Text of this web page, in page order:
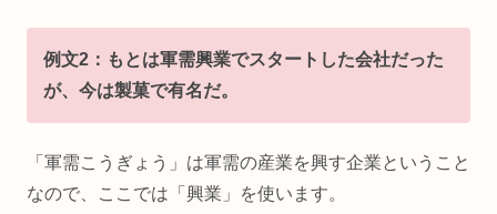
例文2：もとは軍需興業でスタートした会社だった
が、今は製菓で有名だ。
「軍需こうぎょう」は軍需の産業を興す企業ということ
なので、ここでは「興業」を使います。